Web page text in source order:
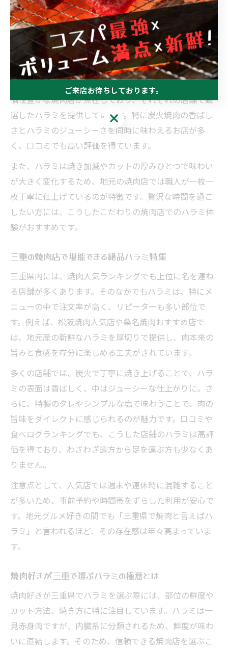
店でも多くの人々に愛されています。ハラミは赤身と脂
のバランスが絶妙で、噛みしめるたびに濃厚な旨味が広
がることから、地元グルメ通や家族連れ、カップルまで
幅広い層に支持されています。
三重県内では松阪や桑名、四日市といったエリアごとに
個性豊かな焼肉店が点在しており、それぞれの店舗で厳
選したハラミを提供しています。特に炭火焼肉の香ばし
さとハラミのジューシーさを同時に味わえるお店が多
く、口コミでも高い評価を得ています。
また、ハラミは焼き加減やカットの厚みひとつで味わい
が大きく変化するため、地元の焼肉店では職人が一枚一
枚丁寧に仕上げているのが特徴です。贅沢な時間を過ご
したい方には、こうしたこだわりの焼肉店でのハラミ体
験がおすすめです。
三重の焼肉店で堪能できる絶品ハラミ特集
三重県内には、焼肉人気ランキングでも上位に名を連ね
る店舗が多くあります。そのなかでもハラミは、特にメ
ニューの中で注文率が高く、リピーターも多い部位で
す。例えば、松阪焼肉人気店や桑名焼肉おすすめ店で
は、地元産の新鮮なハラミを厚切りで提供し、肉本来の
旨みと食感を存分に楽しめる工夫がされています。
多くの店舗では、炭火で丁寧に焼き上げることで、ハラ
ミの表面は香ばしく、中はジューシーな仕上がりに。さ
らに、特製のタレやシンプルな塩で味わうことで、肉の
旨味をダイレクトに感じられるのが魅力です。口コミや
食べログランキングでも、こうした店舗のハラミは高評
価を得ており、わざわざ遠方から足を運ぶ方も少なくあ
りません。
注意点として、人気店では週末や連休時に混雑すること
が多いため、事前予約や時間帯をずらした利用が安心で
す。地元グルメ好きの間でも「三重県で焼肉と言えばハ
ラミ」と言われるほど、その存在感は年々高まっていま
す。
焼肉好きが三重で選ぶハラミの極意とは
焼肉好きが三重県でハラミを選ぶ際には、部位の鮮度や
カット方法、焼き方に特に注目しています。ハラミは一
見赤身肉ですが、内臓系に分類されるため、鮮度が味わ
いに直結します。そのため、信頼できる焼肉店を選ぶこ
ご来店お待ちしております。
ご来店お待ちしております。